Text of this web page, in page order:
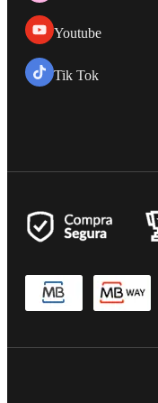
Youtube
Tik Tok